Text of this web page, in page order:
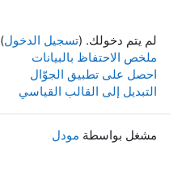
لم يتم دخولك. (تسجيل الدخول)
ملخص الاحتفاظ بالبيانات
احصل على تطبيق الجوّال
التبديل إلى القالب القياسي
مشغل بواسطة مودل